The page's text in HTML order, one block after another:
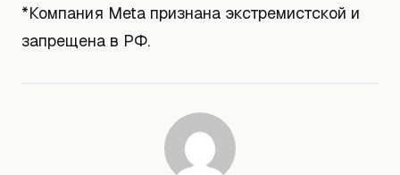
*Компания Meta признана экстремистской и
запрещена в РФ.